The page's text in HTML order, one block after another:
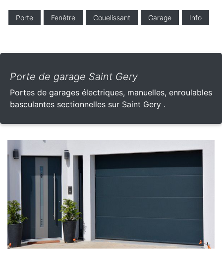
Porte Fenêtre Couelissant Garage Info
Porte de garage Saint Gery
Portes de garages électriques, manuelles, enroulables
basculantes sectionnelles sur Saint Gery .